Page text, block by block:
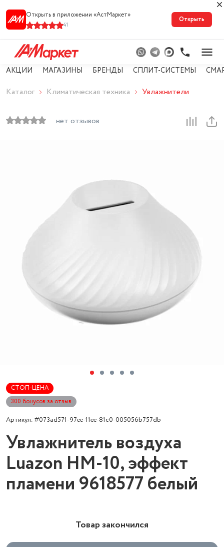
Открыть в приложении «АстМарке‪т‬»
41
Открыть
АКЦИИ МАГАЗИНЫ БРЕНДЫ СПЛИТ-СИСТЕМЫ
Каталог Климатическая техника Увлажнители
нет отзывов
СТОП-ЦЕНА
300 бонусов за отзыв
Артикул: #073ad571-97ee-11ee-81c0-005056b757db
Увлажнитель воздуха
Luazon HM-10, эффект
пламени 9618577 белый
Товар закончился